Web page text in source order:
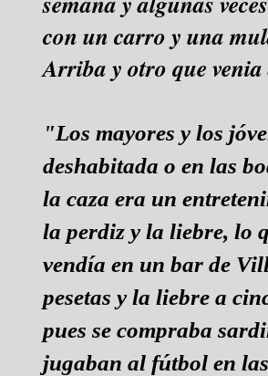
con un carro y una
Arriba y otro que
"Los mayores y los
deshabitada o en las
la caza era un
la perdiz y la liebre, lo
vendía en un bar de
pesetas y la liebre a
pues se compraba
jugaban al fútbol en